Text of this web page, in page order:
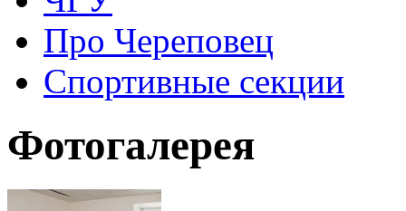
Про Череповец
Спортивные секции
Фотогалерея